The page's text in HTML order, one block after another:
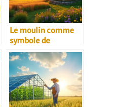
Le moulin comme
symbole de
résilience rurale